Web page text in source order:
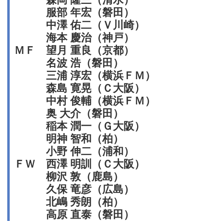
服部 年宏（磐田）
中澤 佑二（Ｖ川崎）
海本 慶治（神戸）
ＭＦ 望月 重良（京都）
名波 浩（磐田）
三浦 淳宏（横浜ＦＭ）
森島 寛晃（Ｃ大阪）
中村 俊輔（横浜ＦＭ）
奥 大介（磐田）
稲本 潤一（Ｇ大阪）
明神 智和（柏）
小野 伸二（浦和）
ＦＷ 西澤 明訓（Ｃ大阪）
柳沢 敦（鹿島）
久保 竜彦（広島）
北嶋 秀朗（柏）
高原 直泰（磐田）